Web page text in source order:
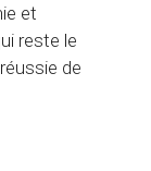
et
reste le
de